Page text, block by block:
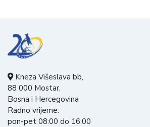
Kneza Višeslava bb,
88 000 Mostar,
Bosna i Hercegovina
Radno vrijeme:
pon-pet 08:00 do 16:00